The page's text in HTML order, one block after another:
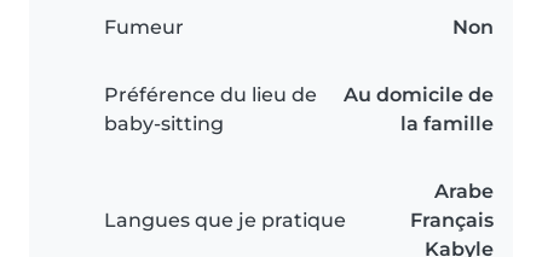
Fumeur Non
Préférence du lieu de
baby-sitting
Au domicile de
la famille
Langues que je pratique
Arabe
Français
Kabyle